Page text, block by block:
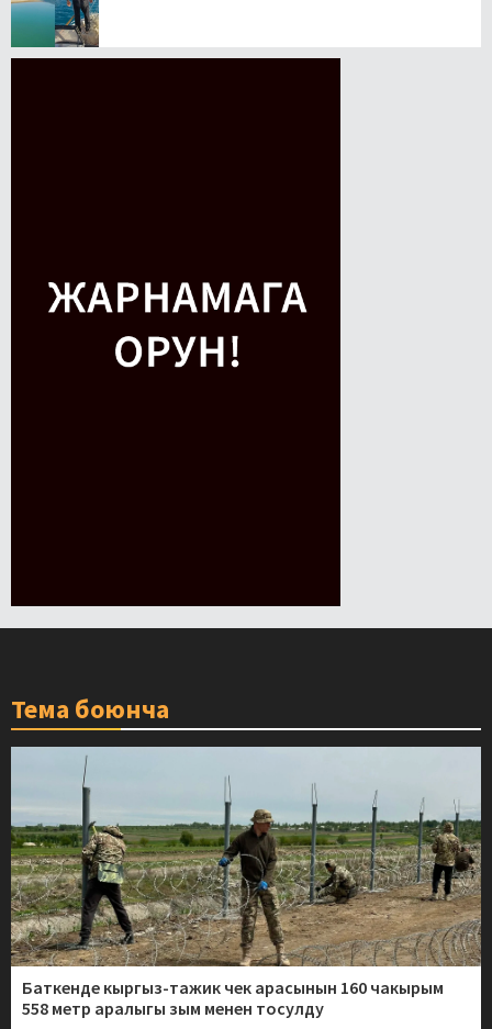
Тема боюнча
Баткенде кыргыз-тажик чек арасынын 160 чакырым
558 метр аралыгы зым менен тосулду